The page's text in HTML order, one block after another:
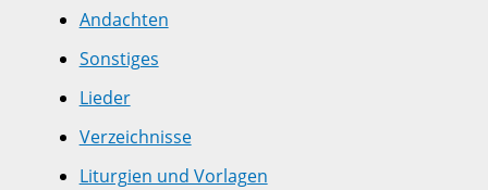
Andachten
Sonstiges
Lieder
Verzeichnisse
Liturgien und Vorlagen